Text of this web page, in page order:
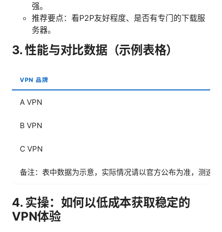
强。
推荐要点：看P2P友好程度、是否有专门的下载服
务器。
3. 性能与对比数据（示例表格）
VPN 品牌
A VPN
B VPN
C VPN
备注：表中数据为示意，实际情况请以官方公布为准，测速
4. 实操：如何以低成本获取稳定的
VPN体验